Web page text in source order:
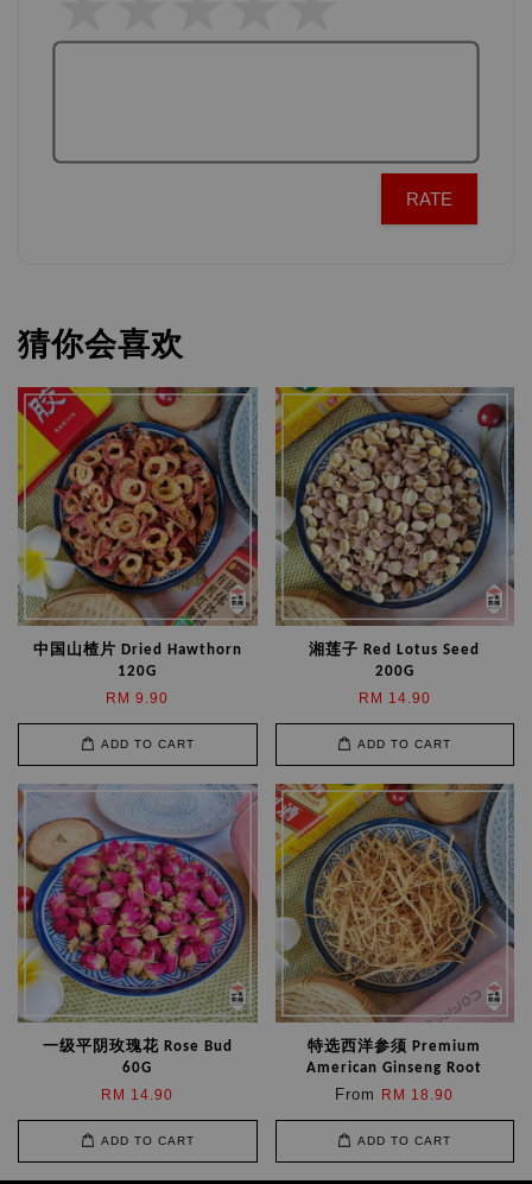
RATE
猜你会喜欢
中国山楂片 Dried Hawthorn
120G
RM 9.90
ADD TO CART
湘莲子 Red Lotus Seed
200G
RM 14.90
ADD TO CART
一级平阴玫瑰花 Rose Bud
60G
RM 14.90
ADD TO CART
特选西洋参须 Premium
American Ginseng Root
From RM 18.90
ADD TO CART